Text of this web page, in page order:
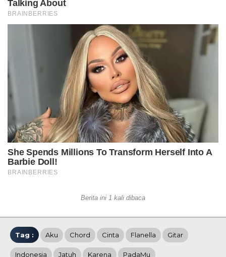
Berita ini 1 kali dibaca
Tag : Aku Chord Cinta Flanella Gitar
Indonesia Jatuh Karena PadaMu